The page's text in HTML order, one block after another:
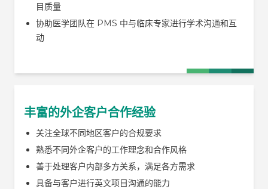
目质量
协助医学团队在 PMS 中与临床专家进行学术沟通和互
动
丰富的外企客户合作经验
关注全球不同地区客户的合规要求
熟悉不同外企客户的工作理念和合作风格
善于处理客户内部多方关系，满足各方需求
具备与客户进行英文项目沟通的能力